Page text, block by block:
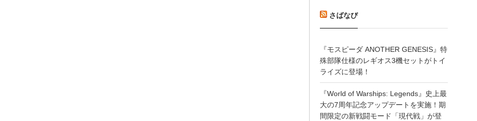
さばなび
『モスピーダ ANOTHER GENESIS』特
殊部隊仕様のレギオス3機セットがトイ
ライズに登場！
『World of Warships: Legends』史上最
大の7周年記念アップデートを実施！期
間限定の新戦闘モード「現代戦」が登